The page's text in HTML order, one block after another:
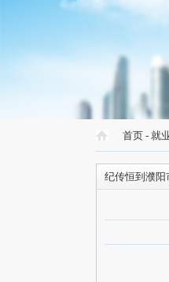
首页 - 就
纪传恒到濮阳